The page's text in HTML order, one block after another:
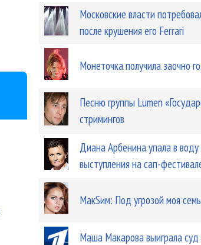
Московские власти
после крушения его Ferrari
Монеточка получила заочно
Песню группы Lumen
стримингов
Диана Арбенина упала в воду
выступления на сап-
МакSим: Под угрозой моя
Маша Макарова выиграла суд